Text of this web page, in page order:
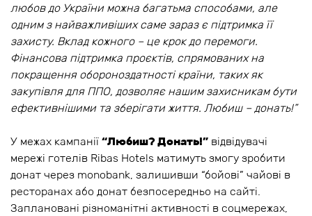
любов до України можна багатьма способами, але
одним з найважливіших саме зараз є підтримка її
захисту. Вклад кожного – це крок до перемоги.
Фінансова підтримка проєктів, спрямованих на
покращення обороноздатності країни, таких як
закупівля для ППО, дозволяє нашим захисникам бути
ефективнішими та зберігати життя. Любиш – донать!”
У межах кампанії “Любиш? Донать!” відвідувачі
мережі готелів Ribas Hotels матимуть змогу зробити
донат через monobank, залишивши “бойові” чайові в
ресторанах або донат безпосередньо на сайті.
Заплановані різноманітні активності в соцмережах,